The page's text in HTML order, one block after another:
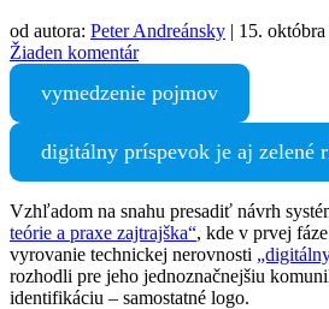
od autora: Peter Andreánsky | 15.
Žiaden komentár
vymedzenie pojmov
digitálny príspevok je aj zelené
Vzhľadom na snahu presadiť návrh
teórie a praxe zajtrajška“, kde v prvej
vyrovanie technickej nerovnosti
rozhodli pre jeho jednoznačnejšiu
identifikáciu – samostatné logo.